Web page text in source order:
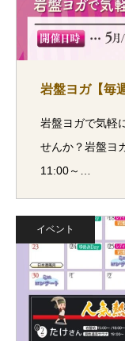
岩盤ヨガ【毎
岩盤ヨガで気軽
せんか？岩盤ヨ
11:00～…
イベント